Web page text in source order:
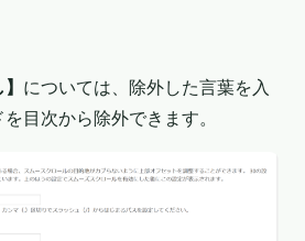
については、除外した言葉を入
目次から除外できます。